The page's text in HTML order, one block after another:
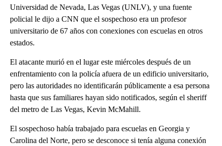
Universidad de Nevada, Las Vegas (UNLV), y una fuente
policial le dijo a CNN que el sospechoso era un profesor
universitario de 67 años con conexiones con escuelas en otros
estados.
El atacante murió en el lugar este miércoles después de un
enfrentamiento con la policía afuera de un edificio universitario,
pero las autoridades no identificarán públicamente a esa persona
hasta que sus familiares hayan sido notificados, según el sheriff
del metro de Las Vegas, Kevin McMahill.
El sospechoso había trabajado para escuelas en Georgia y
Carolina del Norte, pero se desconoce si tenía alguna conexión